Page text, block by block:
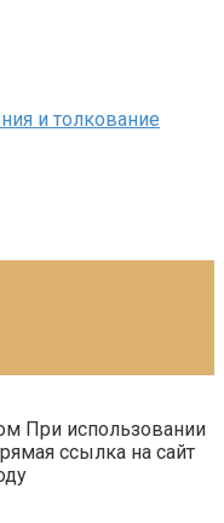
и толкование
При использовании
ссылка на сайт